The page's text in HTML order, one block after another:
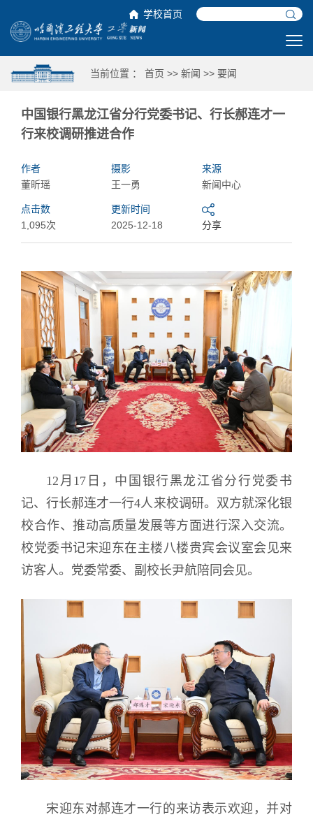
学校首页
当前位置 ： 首页 >> 新闻 >> 要闻
中国银行黑龙江省分行党委书记、行长郝连才一
行来校调研推进合作
作者
董昕瑶
摄影
王一勇
来源
新闻中心
点击数
1,095次
更新时间
2025-12-18
分享
12月17日，中国银行黑龙江省分行党委书
记、行长郝连才一行4人来校调研。双方就深化银
校合作、推动高质量发展等方面进行深入交流。
校党委书记宋迎东在主楼八楼贵宾会议室会见来
访客人。党委常委、副校长尹航陪同会见。
宋迎东对郝连才一行的来访表示欢迎，并对